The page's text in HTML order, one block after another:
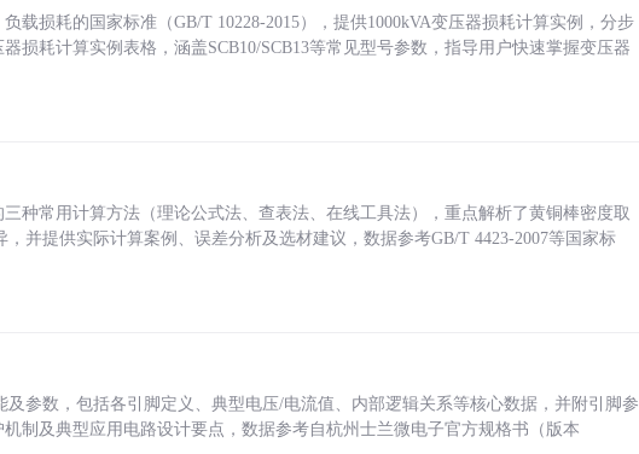
载损耗的国家标准（GB/T 10228-2015），提供1000kVA变压器损耗计算实例，分步
损耗计算实例表格，涵盖SCB10/SCB13等常见型号参数，指导用户快速掌握变压器
种常用计算方法（理论公式法、查表法、在线工具法），重点解析了黄铜棒密度取
，并提供实际计算案例、误差分析及选材建议，数据参考GB/T 4423-2007等国家标
及参数，包括各引脚定义、典型电压/电流值、内部逻辑关系等核心数据，并附引脚参
制及典型应用电路设计要点，数据参考自杭州士兰微电子官方规格书（版本